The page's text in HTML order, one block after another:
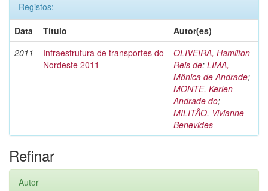
Registos:
Data
Título
Autor(es)
2011
Infraestrutura de transportes do
Nordeste 2011
OLIVEIRA, Hamilton
Reis de; LIMA,
Mônica de Andrade;
MONTE, Kerlen
Andrade do;
MILITÃO, Vivianne
Benevides
Refinar
Autor